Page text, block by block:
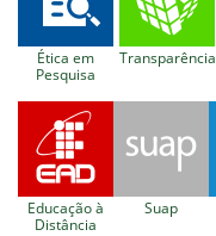
Ética em
Pesquisa
Transparência
Educação à
Distância
Suap